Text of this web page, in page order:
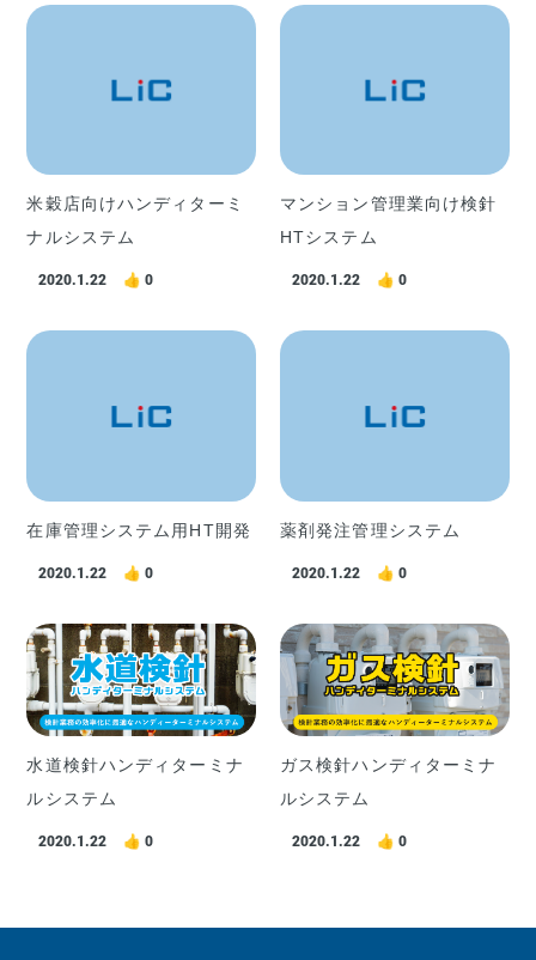
米穀店向けハンディターミ
ナルシステム
2020.1.22 0
マンション管理業向け検針
HTシステム
2020.1.22 0
在庫管理システム用HT開発
2020.1.22 0
薬剤発注管理システム
2020.1.22 0
水道検針ハンディターミナ
ルシステム
2020.1.22 0
ガス検針ハンディターミナ
ルシステム
2020.1.22 0